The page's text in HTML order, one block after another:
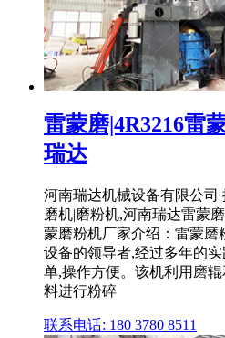
雷蒙磨|4R3216雷
瑞达
河南瑞达机械设备有限公司
磨机|磨粉机,河南瑞达雷蒙
蒙磨粉机厂家介绍：雷蒙
设备的领导者,经过多年的
单,操作方便。该机利用磨
料进行粉碎
联系电话: 180 3780 8511